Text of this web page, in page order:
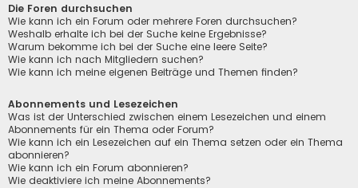
Die Foren durchsuchen
Wie kann ich ein Forum oder mehrere Foren durchsuchen?
Weshalb erhalte ich bei der Suche keine Ergebnisse?
Warum bekomme ich bei der Suche eine leere Seite?
Wie kann ich nach Mitgliedern suchen?
Wie kann ich meine eigenen Beiträge und Themen finden?
Abonnements und Lesezeichen
Was ist der Unterschied zwischen einem Lesezeichen und einem
Abonnements für ein Thema oder Forum?
Wie kann ich ein Lesezeichen auf ein Thema setzen oder ein Thema
abonnieren?
Wie kann ich ein Forum abonnieren?
Wie deaktiviere ich meine Abonnements?